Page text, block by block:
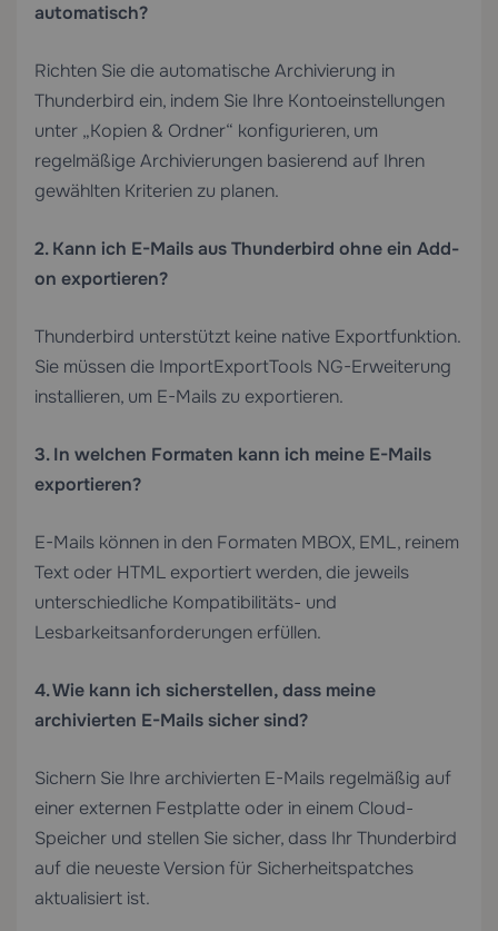
automatisch?
Richten Sie die automatische Archivierung in
Thunderbird ein, indem Sie Ihre Kontoeinstellungen
unter „Kopien & Ordner“ konfigurieren, um
regelmäßige Archivierungen basierend auf Ihren
gewählten Kriterien zu planen.
2. Kann ich E-Mails aus Thunderbird ohne ein Add-
on exportieren?
Thunderbird unterstützt keine native Exportfunktion.
Sie müssen die ImportExportTools NG-Erweiterung
installieren, um E-Mails zu exportieren.
3. In welchen Formaten kann ich meine E-Mails
exportieren?
E-Mails können in den Formaten MBOX, EML, reinem
Text oder HTML exportiert werden, die jeweils
unterschiedliche Kompatibilitäts- und
Lesbarkeitsanforderungen erfüllen.
4. Wie kann ich sicherstellen, dass meine
archivierten E-Mails sicher sind?
Sichern Sie Ihre archivierten E-Mails regelmäßig auf
einer externen Festplatte oder in einem Cloud-
Speicher und stellen Sie sicher, dass Ihr Thunderbird
auf die neueste Version für Sicherheitspatches
aktualisiert ist.